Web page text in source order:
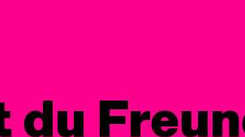
du